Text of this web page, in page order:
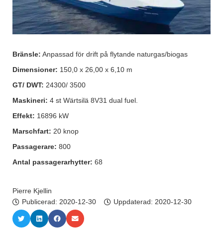
Bränsle: Anpassad för drift på flytande naturgas/biogas
Dimensioner: 150,0 x 26,00 x 6,10 m
GT/ DWT: 24300/ 3500
Maskineri: 4 st Wärtsilä 8V31 dual fuel.
Effekt: 16896 kW
Marschfart: 20 knop
Passagerare: 800
Antal passagerarhytter: 68
Pierre Kjellin
Publicerad: 2020-12-30 Uppdaterad: 2020-12-30